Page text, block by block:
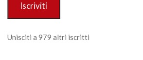
Iscriviti
Unisciti a 979 altri iscritti